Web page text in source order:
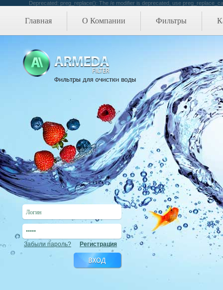
Deprecated: preg_replace(): The /e modifier is deprecated, use
Главная О Компании Фильтры
Забыли пароль? Регистрация